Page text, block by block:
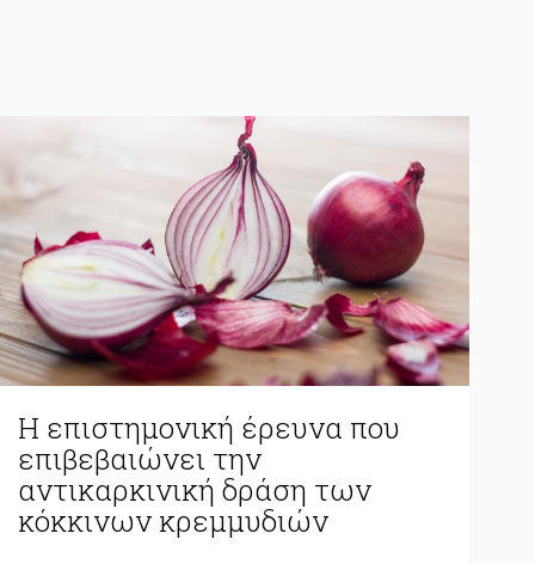
Η επιστημονική έρευνα που
επιβεβαιώνει την
αντικαρκινική δράση των
κόκκινων κρεμμυδιών